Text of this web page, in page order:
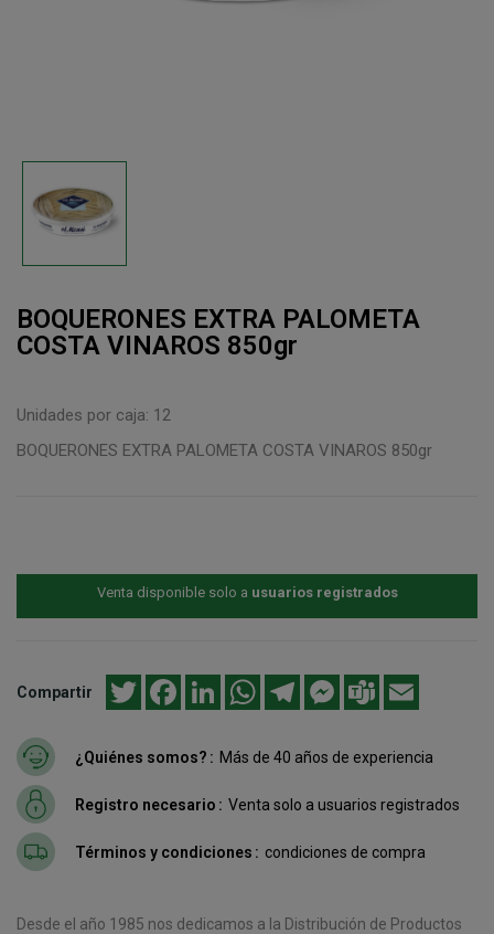
BOQUERONES EXTRA PALOMETA
COSTA VINAROS 850gr
Unidades por caja: 12
BOQUERONES EXTRA PALOMETA COSTA VINAROS 850gr
Venta disponible solo a usuarios registrados
Compartir Twitter FacebookLinkedInWhatsAppTelegramMessenger
Teams
¿Quiénes somos? Más de 40 años de experiencia
Registro necesario Venta solo a usuarios registrados
Términos y condiciones condiciones de compra
Desde el año 1985 nos dedicamos a la Distribución de Productos